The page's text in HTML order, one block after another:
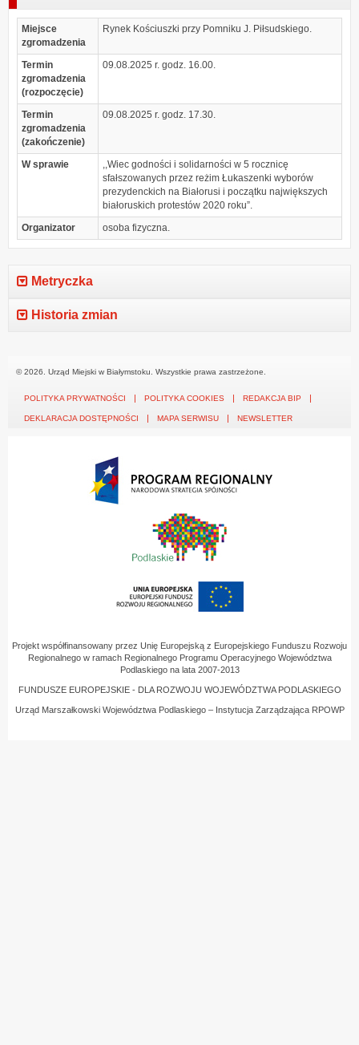
Miejsce
zgromadzenia
Rynek Kościuszki przy Pomniku J. Piłsudskiego.
Termin
zgromadzenia
(rozpoczęcie)
09.08.2025 r. godz. 16.00.
Termin
zgromadzenia
(zakończenie)
09.08.2025 r. godz. 17.30.
W sprawie
,,Wiec godności i solidarności w 5 rocznicę
sfałszowanych przez reżim Łukaszenki wyborów
prezydenckich na Białorusi i początku największych
białoruskich protestów 2020 roku”.
Organizator
osoba fizyczna.
Metryczka
Historia zmian
© 2026. Urząd Miejski w Białymstoku. Wszystkie prawa zastrzeżone.
POLITYKA PRYWATNOŚCI POLITYKA COOKIES REDAKCJA BIP
DEKLARACJA DOSTĘPNOŚCI MAPA SERWISU NEWSLETTER
Projekt współfinansowany przez Unię Europejską z Europejskiego Funduszu Rozwoju
Regionalnego w ramach Regionalnego Programu Operacyjnego Województwa
Podlaskiego na lata 2007-2013
FUNDUSZE EUROPEJSKIE - DLA ROZWOJU WOJEWÓDZTWA PODLASKIEGO
Urząd Marszałkowski Województwa Podlaskiego – Instytucja Zarządzająca RPOWP